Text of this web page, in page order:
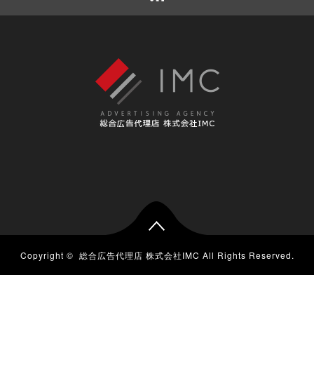
Copyright © 総合広告代理店 株式会社IMC All Rights Reserved.